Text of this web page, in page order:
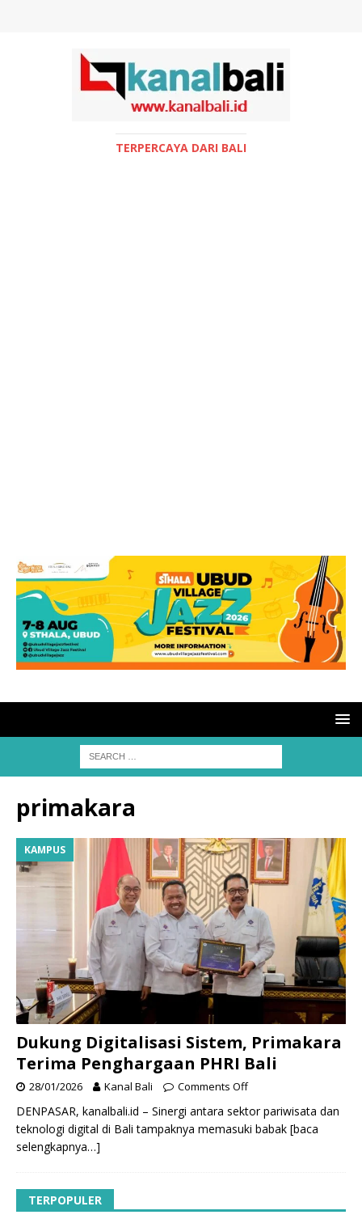
TERPERCAYA DARI BALI
primakara
KAMPUS
Dukung Digitalisasi Sistem, Primakara
Terima Penghargaan PHRI Bali
28/01/2026 Kanal Bali Comments Off
DENPASAR, kanalbali.id – Sinergi antara sektor pariwisata dan
teknologi digital di Bali tampaknya memasuki babak [baca
selengkapnya…]
TERPOPULER